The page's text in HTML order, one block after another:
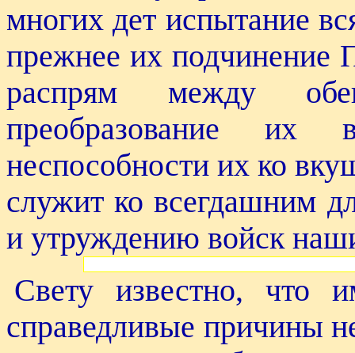
многих дет испытание
прежнее их подчинение
распрям между
преобразование
неспособности их ко
служит ко всегдашним
и утруждению войск
Свету известно, что
справедливые причины